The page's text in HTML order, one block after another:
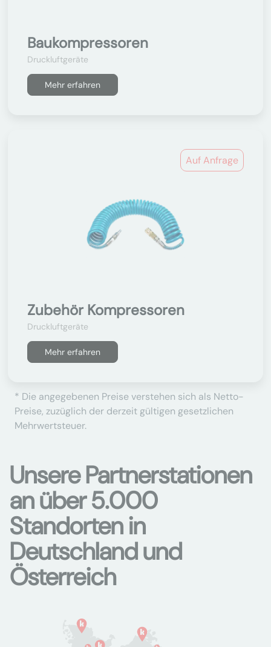
Baukompressoren
Druckluftgeräte
Mehr erfahren
Auf Anfrage
Zubehör Kompressoren
Druckluftgeräte
Mehr erfahren
* Die angegebenen Preise verstehen sich als Netto-
Preise, zuzüglich der derzeit gültigen gesetzlichen
Mehrwertsteuer.
Unsere Partnerstationen
an über 5.000
Standorten in
Deutschland und
Österreich